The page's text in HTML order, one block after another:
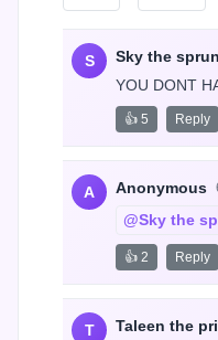
S Sky the
YOU DONT
👍 5 Reply
A Anonymous
@Sky the
👍 2 Reply
T Taleen the